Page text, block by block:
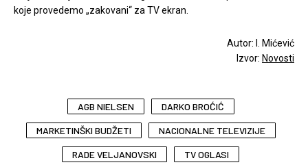
koje provedemo „zakovani“ za TV ekran.
Autor: I. Mićević
Izvor: Novosti
AGB NIELSEN DARKO BROĆIĆ
MARKETINŠKI BUDŽETI NACIONALNE TELEVIZIJE
RADE VELJANOVSKI TV OGLASI